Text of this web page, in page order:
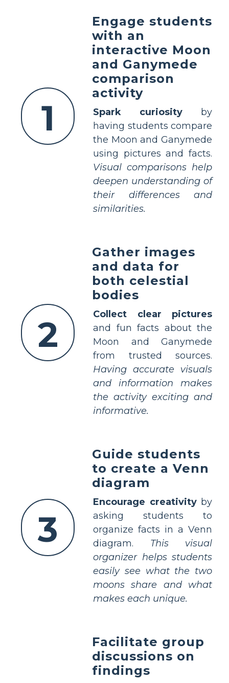
1
Engage students
with an
interactive Moon
and Ganymede
comparison
activity
Spark curiosity by
having students compare
the Moon and Ganymede
using pictures and facts.
Visual comparisons help
deepen understanding of
their differences and
similarities.
2
Gather images
and data for
both celestial
bodies
Collect clear pictures
and fun facts about the
Moon and Ganymede
from trusted sources.
Having accurate visuals
and information makes
the activity exciting and
informative.
3
Guide students
to create a Venn
diagram
Encourage creativityby
asking students to
organize facts in a Venn
diagram. This visual
organizer helps students
easily see what the two
moons share and what
makes each unique.
Facilitate group
discussions on
findings